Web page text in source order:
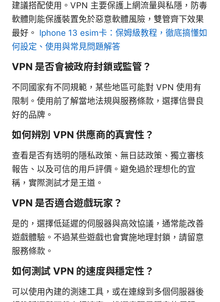
建議搭配使用。VPN 主要保護上網流量與私隱，防毒
軟體則能保護裝置免於惡意軟體風險，雙管齊下效果
最好。 Iphone 13 esim卡：保姆級教程，徹底搞懂如
何設定、使用與常見問題解答
VPN 是否會被政府封鎖或監管？
不同國家有不同規範，某些地區可能對 VPN 使用有
限制。使用前了解當地法規與服務條款，選擇信譽良
好的品牌。
如何辨別 VPN 供應商的真實性？
查看是否有透明的隱私政策、無日誌政策、獨立審核
報告、以及可信的用戶評價。避免過於理想化的宣
稱，實際測試才是王道。
VPN 是否適合遊戲玩家？
是的，選擇低延遲的伺服器與高效協議，通常能改善
遊戲體驗。不過某些遊戲也會實施地理封鎖，請留意
服務條款。
如何測試 VPN 的速度與穩定性？
可以使用內建的測速工具，或在連線到多個伺服器後